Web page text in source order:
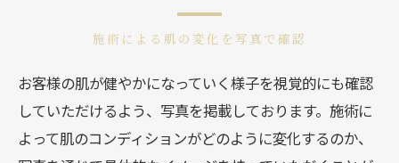
施術による肌の変化を写真で確認
お客様の肌が健やかになっていく様子を視覚的にも確認
していただけるよう、写真を掲載しております。施術に
よって肌のコンディションがどのように変化するのか、